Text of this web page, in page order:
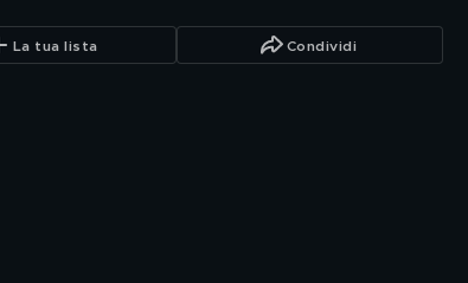
La tua lista Condividi